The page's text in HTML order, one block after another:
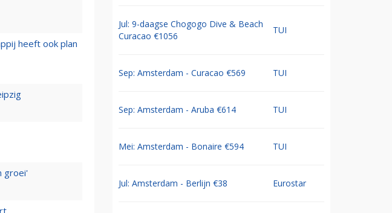
heeft ook plan
groei'
Jul: 9-daagse Chogogo Dive & Beach
Curacao €1056
TUI
Sep: Amsterdam - Curacao €569 TUI
Sep: Amsterdam - Aruba €614 TUI
Mei: Amsterdam - Bonaire €594 TUI
Jul: Amsterdam - Berlijn €38 Eurostar